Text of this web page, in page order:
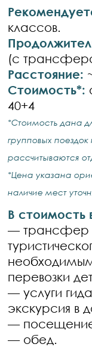
классов.
(с
Расстояние:
Стоимость*:
40+4
*Стоимость дана
групповых
рассчитываются
*Цена указана
наличие мест
В стоимость
— трансфер
перевозки
— услуги
экскурсия в
— посещение
— обед.